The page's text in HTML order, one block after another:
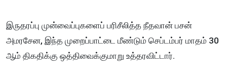
இருதரப்பு முன்வைப்புகளைப் பரிசீலித்த நீதவான் பசன்
அமரசேன, இந்த முறைப்பாட்டை மீண்டும் செப்டம்பர் மாதம் 30
ஆம் திகதிக்கு ஒத்திவைக்குமாறு உத்தரவிட்டார்.